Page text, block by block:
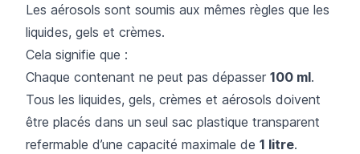
Les aérosols sont soumis aux mêmes règles que les
liquides, gels et crèmes.
Cela signifie que :
Chaque contenant ne peut pas dépasser 100 ml.
Tous les liquides, gels, crèmes et aérosols doivent
être placés dans un seul sac plastique transparent
refermable d’une capacité maximale de 1 litre.